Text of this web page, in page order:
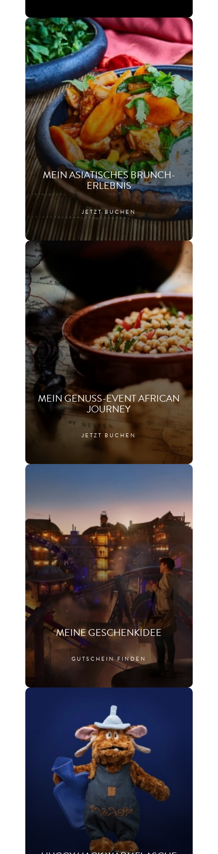
MEIN ASIATISCHES BRUNCH-
ERLEBNIS
JETZT BUCHEN
MEIN GENUSS-EVENT AFRICAN
JOURNEY
JETZT BUCHEN
MEINE GESCHENKIDEE
GUTSCHEIN FINDEN